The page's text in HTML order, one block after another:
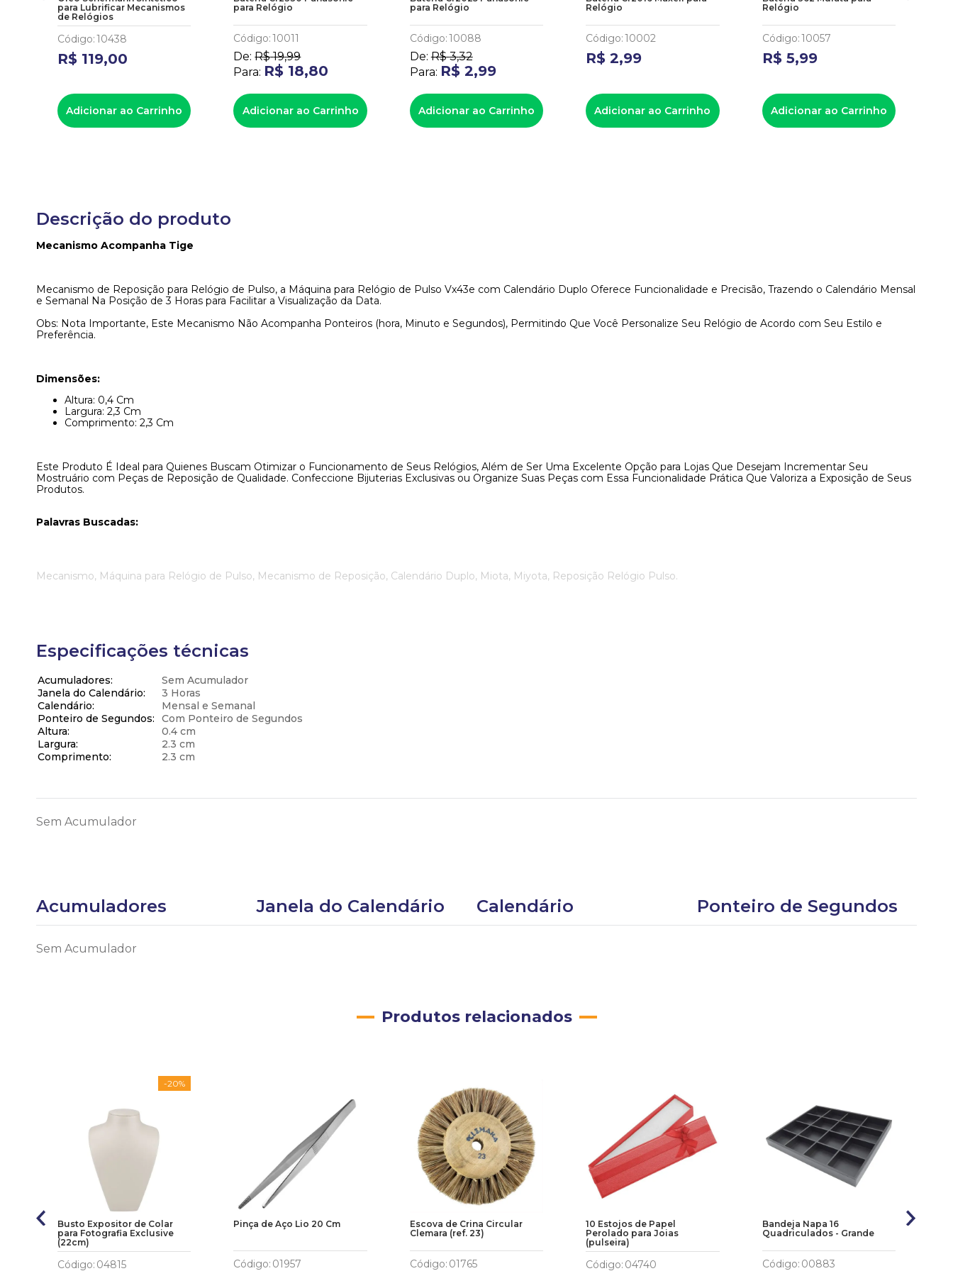
para Lubrificar Mecanismos
de Relógios
Código:10438
R$ 119,00
Adicionar ao Carrinho
para Relógio
Código:10011
De:R$ 19,99
Para: R$ 18,80
Adicionar ao Carrinho
para Relógio
Código:10088
De:R$ 3,32
Para: R$ 2,99
Adicionar ao Carrinho
Relógio
Código:10002
R$ 2,99
Adicionar ao Carrinho
Relógio
Código:10057
R$ 5,99
Adicionar ao Carrinho
Descrição do produto
Mecanismo Acompanha Tige
Mecanismo de Reposição para Relógio de Pulso, a Máquina para Relógio de Pulso Vx43e com Calendário Duplo Oferece Funcionalidade e Precisão, Trazendo o Calendário Mensal
e Semanal Na Posição de 3 Horas para Facilitar a Visualização da Data.
Obs: Nota Importante, Este Mecanismo Não Acompanha Ponteiros (hora, Minuto e Segundos), Permitindo Que Você Personalize Seu Relógio de Acordo com Seu Estilo e
Preferência.
Dimensões:
Altura: 0,4 Cm
Largura: 2,3 Cm
Comprimento: 2,3 Cm
Este Produto É Ideal para Quienes Buscam Otimizar o Funcionamento de Seus Relógios, Além de Ser Uma Excelente Opção para Lojas Que Desejam Incrementar Seu
Mostruário com Peças de Reposição de Qualidade. Confeccione Bijuterias Exclusivas ou Organize Suas Peças com Essa Funcionalidade Prática Que Valoriza a Exposição de Seus
Produtos.
Palavras Buscadas:
Mecanismo, Máquina para Relógio de Pulso, Mecanismo de Reposição, Calendário Duplo, Miota, Miyota, Reposição Relógio Pulso.
Especificações técnicas
Acumuladores
Sem Acumulador
Janela do Calendário
3 Horas
Calendário
Mensal e Semanal
Ponteiro de Segundos
Com Ponteiro de Segundos
Altura
0.4 cm
Largura
2.3 cm
Comprimento
2.3 cm
Sem Acumulador
Acumuladores Janela do Calendário Calendário Ponteiro de Segundos
Sem Acumulador
Produtos relacionados
-20%
Busto Expositor de Colar
para Fotografia Exclusive
(22cm)
Código: 04815
Pinça de Aço Lio 20 Cm
Código: 01957
Escova de Crina Circular
Clemara (ref. 23)
Código: 01765
10 Estojos de Papel
Perolado para Joias
(pulseira)
Código: 04740
Bandeja Napa 16
Quadriculados - Grande
Código: 00883